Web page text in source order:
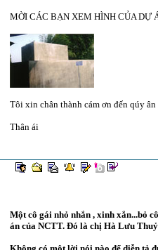
MỜI CÁC BẠN XEM HÌNH CỦA DỰ
Tôi xin chân thành cám ơn đến qúy
Thân ái
Một cô gái nhỏ nhắn , xinh xắn...bỏ
án của NCTT. Đó là chị Hà Lưu